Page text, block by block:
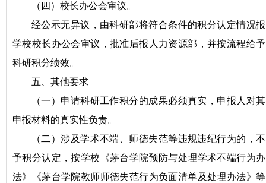
（四）校长办公会审议。
经公示无异议，由科研部将符合条件的积分认定情况报
学校校长办公会审议，批准后报人力资源部，并按流程给予
科研积分绩效。
五、其他要求
（一）申请科研工作积分的成果必须真实，申报人对其
申报材料的真实性负责。
（二）涉及学术不端、师德失范等违规违纪行为的，不
予积分认定，按学校《茅台学院预防与处理学术不端行为办
法》《茅台学院教师师德失范行为负面清单及处理办法》等